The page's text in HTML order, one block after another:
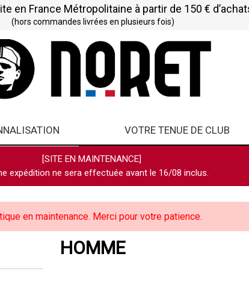
en France Métropolitaine à partir de 150 €
(hors commandes livrées en plusieurs fois)
VOTRE TENUE DE CLUB
[SITE EN MAINTENANCE]
expédition ne sera effectuée avant le 16/08 inclus.
en maintenance. Merci pour votre patience.
HOMME